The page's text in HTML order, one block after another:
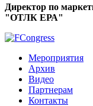
Директор по
"ОТЛК ЕРА"
Мероприятия
Архив
Видео
Партнерам
Контакты